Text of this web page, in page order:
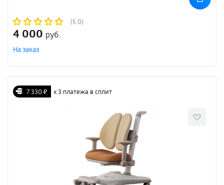
(5.0)
4 000 руб.
На заказ
7 330 ₽ х 3 платежа в сплит